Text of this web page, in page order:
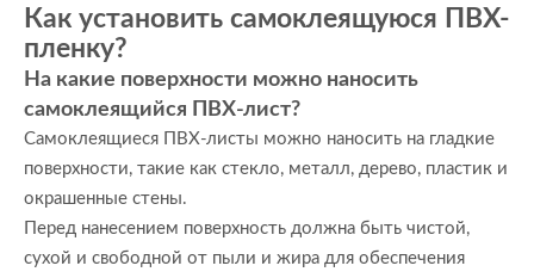
Как установить самоклеящуюся ПВХ-
пленку?
На какие поверхности можно наносить
самоклеящийся ПВХ-лист?
Самоклеящиеся ПВХ-листы можно наносить на гладкие
поверхности, такие как стекло, металл, дерево, пластик и
окрашенные стены.
Перед нанесением поверхность должна быть чистой,
сухой и свободной от пыли и жира для обеспечения